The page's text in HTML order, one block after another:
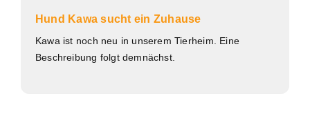
Hund Kawa sucht ein Zuhause
Kawa ist noch neu in unserem Tierheim. Eine
Beschreibung folgt demnächst.